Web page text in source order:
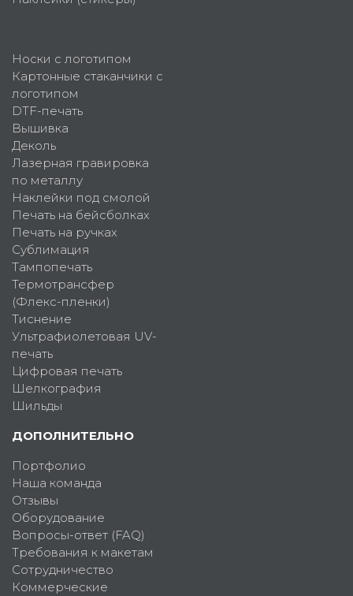
Носки с логотипом
Картонные стаканчики с
логотипом
DTF-печать
Вышивка
Деколь
Лазерная гравировка
по металлу
Наклейки под смолой
Печать на бейсболках
Печать на ручках
Сублимация
Тампопечать
Термотрансфер
(Флекс-пленки)
Тиснение
Ультрафиолетовая UV-
печать
Цифровая печать
Шелкография
Шильды
ДОПОЛНИТЕЛЬНО
Портфолио
Наша команда
Отзывы
Оборудование
Вопросы-ответ (FAQ)
Требования к макетам
Сотрудничество
Коммерческие